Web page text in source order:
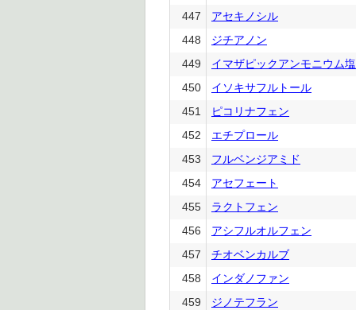
447
アセキノシル
448
ジチアノン
449
イマザピックアンモニウム塩
450
イソキサフルトール
451
ピコリナフェン
452
エチプロール
453
フルベンジアミド
454
アセフェート
455
ラクトフェン
456
アシフルオルフェン
457
チオベンカルブ
458
インダノファン
459
ジノテフラン